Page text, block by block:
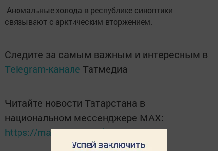
Аномальные холода в республике синоптики
связывают с арктическим вторжением.
Следите за самым важным и интересным в
Telegram-канале Татмедиа
Читайте новости Татарстана в
национальном мессенджере MАХ:
https://max.ru/tatmedia